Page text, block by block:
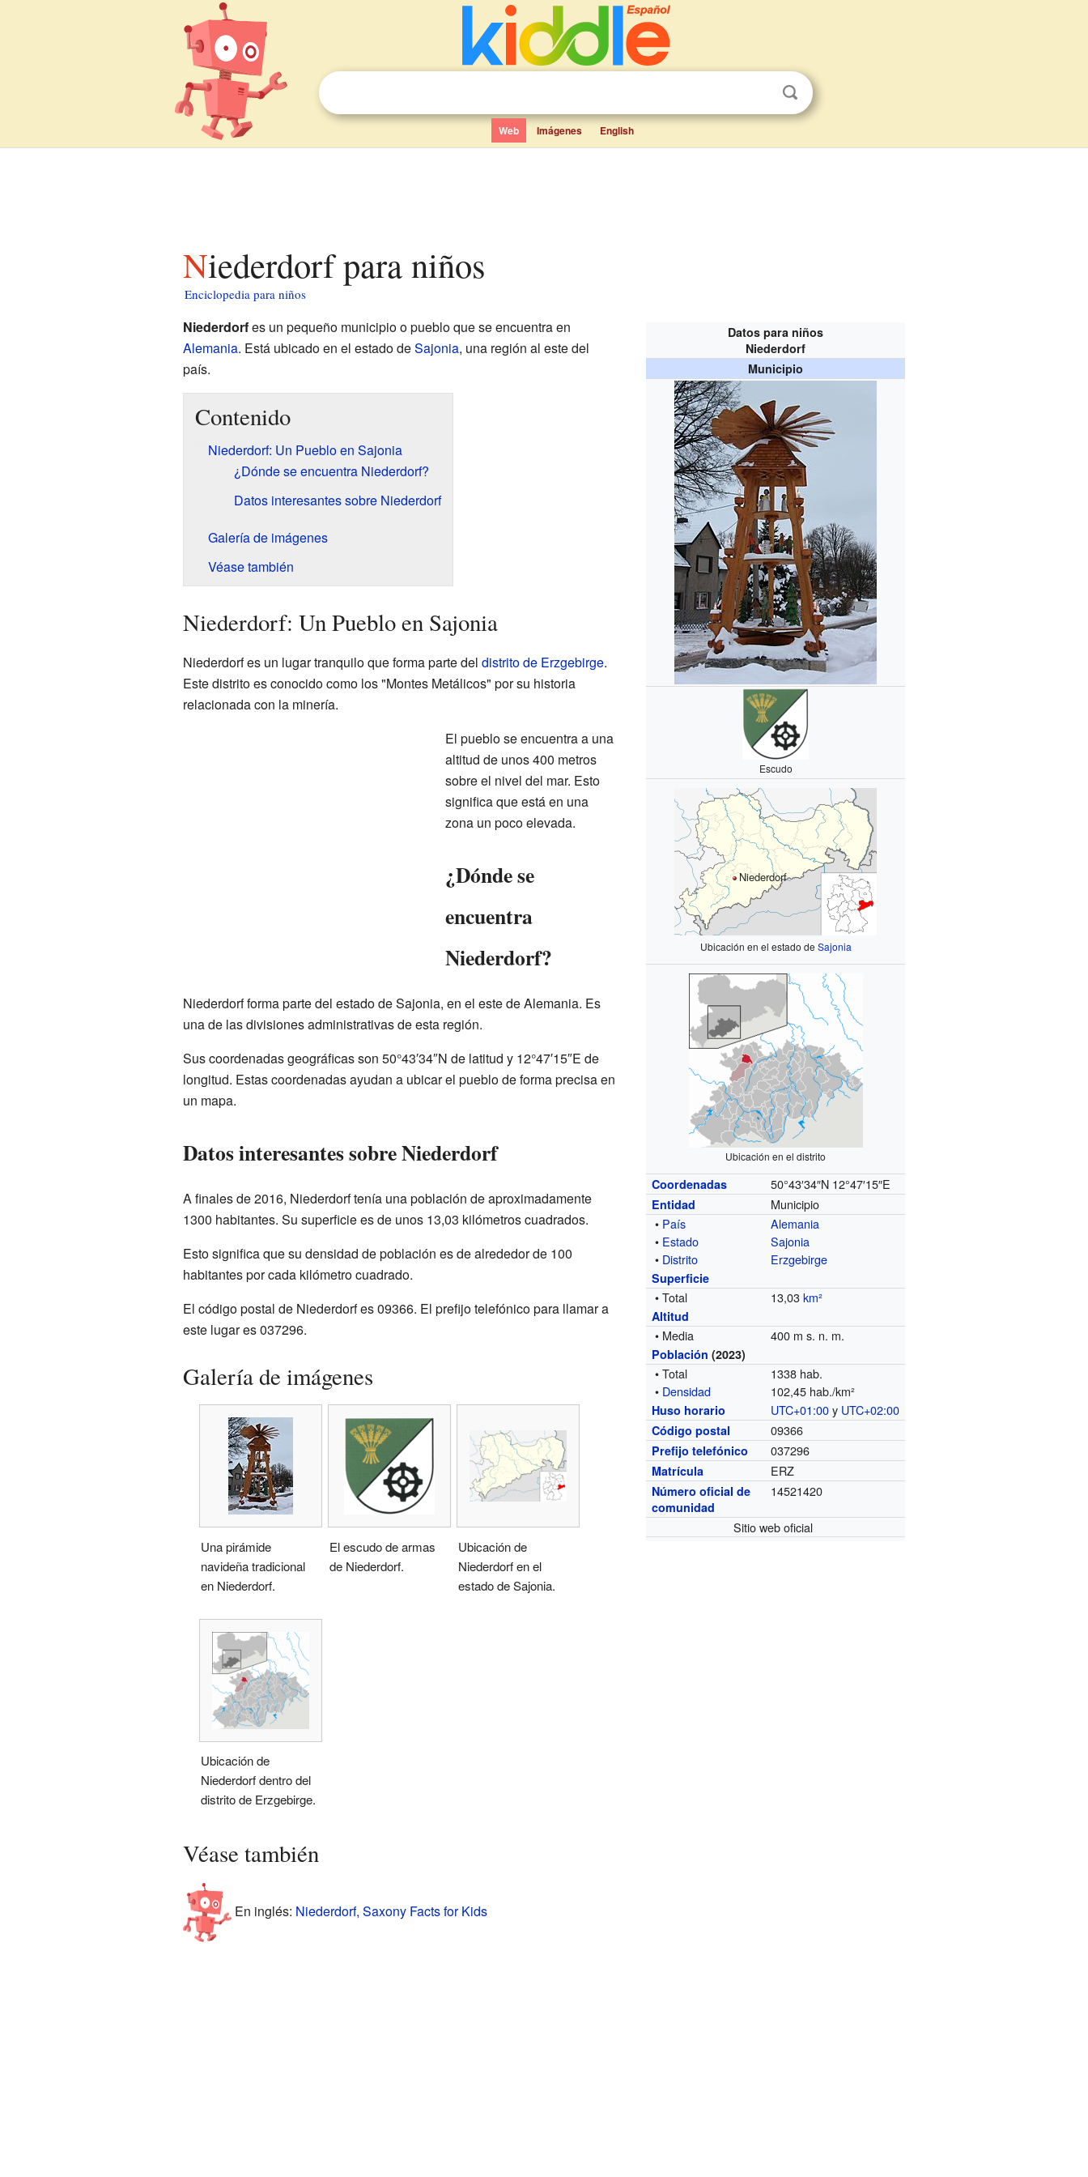
Web Imágenes English
Niederdorf para niños
Enciclopedia para niños
Datos para niños
Niederdorf
Municipio
Escudo
Niederdorf
Ubicación en el estado de Sajonia
Ubicación en el distrito
Coordenadas 50°43′34″N 12°47′15″E
Entidad
Municipio
• País
Alemania
• Estado
Sajonia
• Distrito Erzgebirge
Superficie
• Total 13,03km²
Altitud
• Media 400 m s. n. m.
Población (2023)
• Total
1338 hab.
• Densidad 102,45 hab./km²
Huso horario UTC+01:00y UTC+02:00
Código postal 09366
Prefijo telefónico 037296
Matrícula ERZ
Número oficial de
comunidad
14521420
Sitio web oficial
Niederdorfes un pequeño municipio o pueblo que se encuentra en
Alemania. Está ubicado en el estado deSajonia, una región al este del
país.
Contenido
Niederdorf: Un Pueblo en Sajonia
¿Dónde se encuentra Niederdorf?
Datos interesantes sobre Niederdorf
Galería de imágenes
Véase también
Niederdorf: Un Pueblo en Sajonia
Niederdorf es un lugar tranquilo que forma parte del distrito de Erzgebirge.
Este distrito es conocido como los "Montes Metálicos" por su historia
relacionada con la minería.
El pueblo se encuentra a una
altitud de unos 400 metros
sobre el nivel del mar. Esto
significa que está en una
zona un poco elevada.
¿Dónde se
encuentra
Niederdorf?
Niederdorf forma parte del estado de Sajonia, en el este de Alemania. Es
una de las divisiones administrativas de esta región.
Sus coordenadas geográficas son 50°43′34″N de latitud y 12°47′15″E de
longitud. Estas coordenadas ayudan a ubicar el pueblo de forma precisa en
un mapa.
Datos interesantes sobre Niederdorf
A finales de 2016, Niederdorf tenía una población de aproximadamente
1300 habitantes. Su superficie es de unos 13,03 kilómetros cuadrados.
Esto significa que su densidad de población es de alrededor de 100
habitantes por cada kilómetro cuadrado.
El código postal de Niederdorf es 09366. El prefijo telefónico para llamar a
este lugar es 037296.
Galería de imágenes
Una pirámide
navideña tradicional
en Niederdorf.
El escudo de armas
de Niederdorf.
Ubicación de
Niederdorf en el
estado de Sajonia.
Ubicación de
Niederdorf dentro del
distrito de Erzgebirge.
Véase también
En inglés: Niederdorf, Saxony Facts for Kids